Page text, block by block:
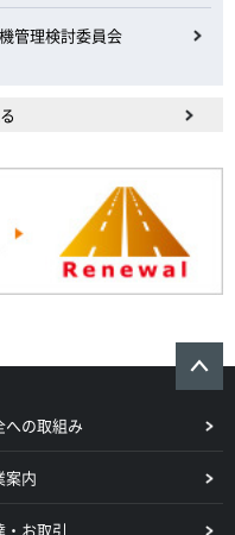
管理検討委員会
への取組み
案内
・お取引